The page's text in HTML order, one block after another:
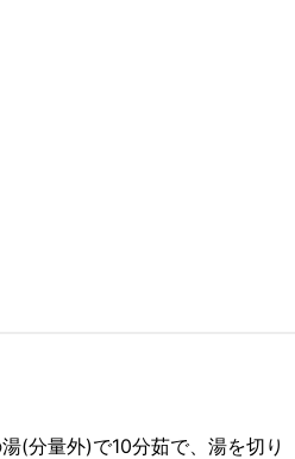
(分量外)で10分茹で、湯を切り